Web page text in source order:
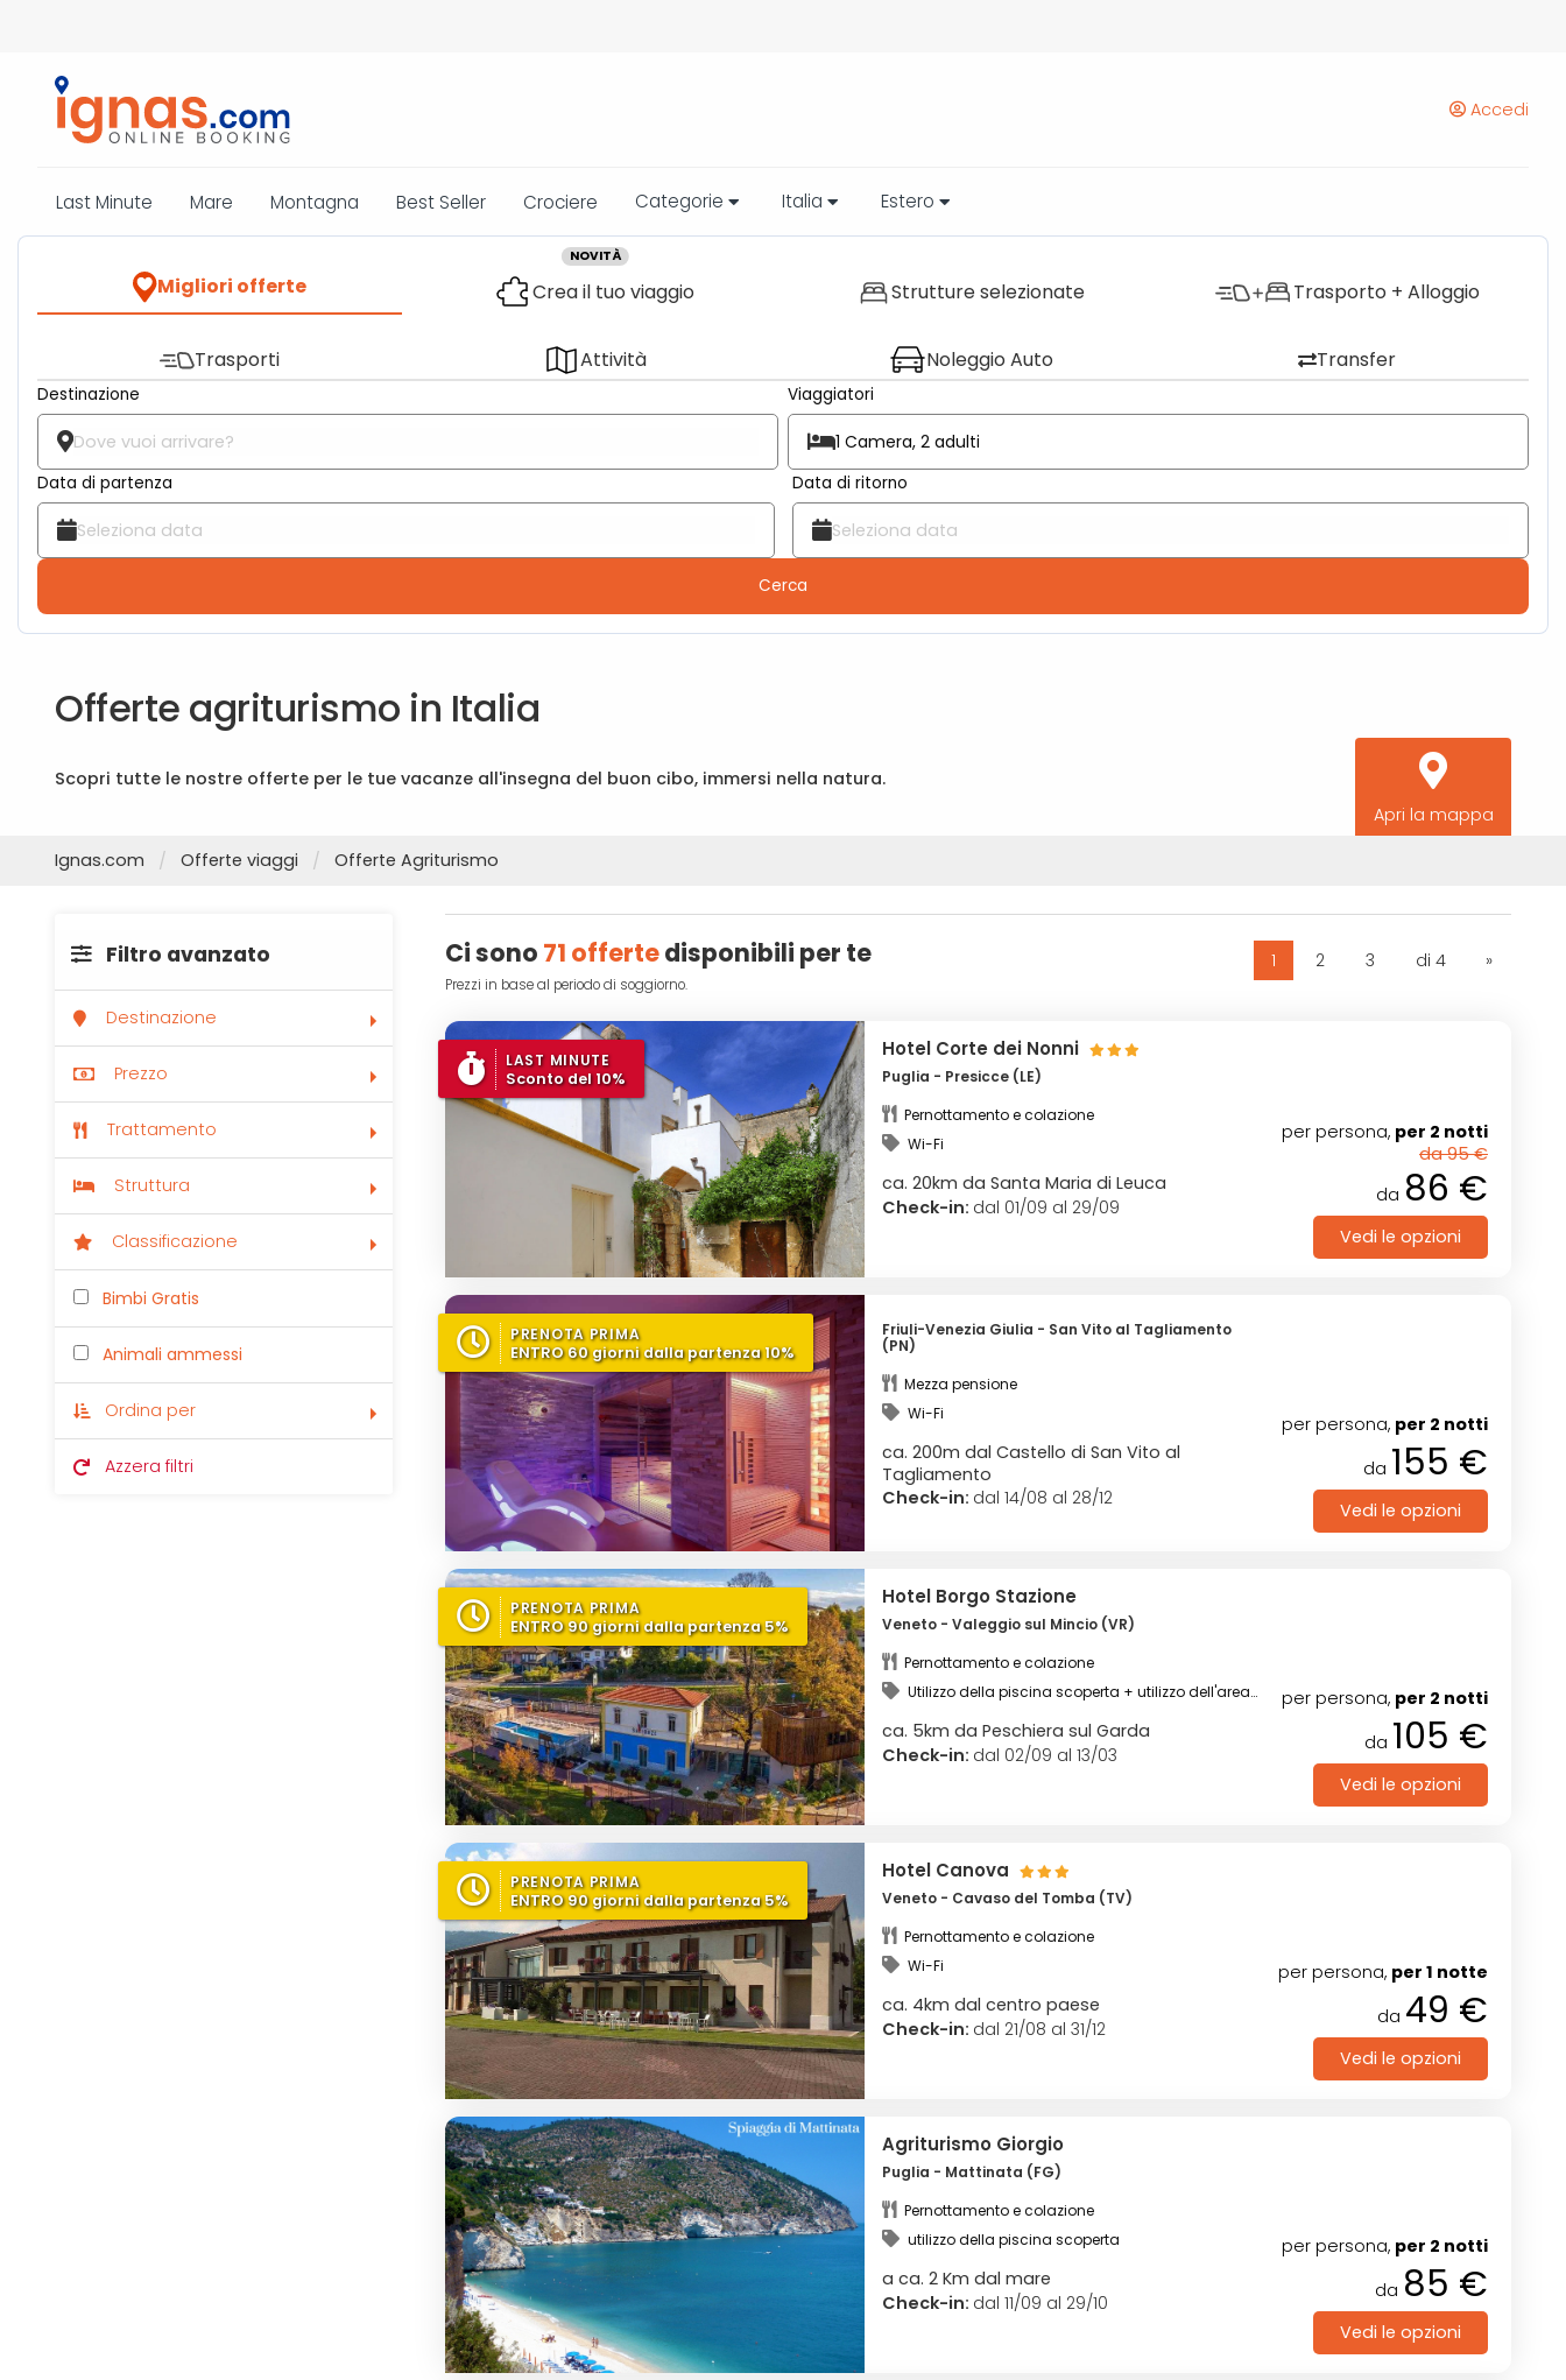
Accedi
Last Minute Mare Montagna Best Seller Crociere Categorie Italia Estero
Migliori offerte
NOVITÀ
Crea il tuo viaggio Strutture selezionate Trasporto + Alloggio
Trasporti Attività Noleggio Auto Transfer
Destinazione
Data di partenza Data di ritorno
Viaggiatori
1 Camera, 2 adulti
Cerca
Offerte agriturismo in Italia
Scopri tutte le nostre offerte per le tue vacanze all'insegna del buon cibo, immersi nella natura.
Apri la mappa
Ignas.com
Offerte viaggi Offerte Agriturismo
Filtro avanzato
Destinazione
Prezzo
Trattamento
Struttura
Classificazione
Bimbi Gratis
Animali ammessi
Ordina per
Azzera filtri
Ci sono 71 offertedisponibili per te
Prezzi in base al periodo di soggiorno.
1 2 3 di 4 »
LAST MINUTE
Sconto del 10%
Hotel Corte dei Nonni
Puglia - Presicce (LE)
Pernottamento e colazione
Wi-Fi
ca. 20km da Santa Maria di Leuca
Check-in: dal 01/09 al 29/09
per persona, per 2 notti
da 95 €
da 86 €
Vedi le opzioni
PRENOTA PRIMA
ENTRO 60 giorni dalla partenza 10%
Hotel Patriarca
Friuli-Venezia Giulia - San Vito al Tagliamento
(PN)
Mezza pensione
Wi-Fi
ca. 200m dal Castello di San Vito al
Tagliamento
Check-in: dal 14/08 al 28/12
per persona, per 2 notti
da 155 €
Vedi le opzioni
PRENOTA PRIMA
ENTRO 90 giorni dalla partenza 5%
Hotel Borgo Stazione
Veneto - Valeggio sul Mincio (VR)
Pernottamento e colazione
Utilizzo della piscina scoperta + utilizzo dell'area
ca. 5km da Peschiera sul Garda
Check-in: dal 02/09 al 13/03
per persona, per 2 notti
da 105 €
Vedi le opzioni
PRENOTA PRIMA
ENTRO 90 giorni dalla partenza 5%
Hotel Canova
Veneto - Cavaso del Tomba (TV)
Pernottamento e colazione
Wi-Fi
ca. 4km dal centro paese
Check-in: dal 21/08 al 31/12
per persona, per 1 notte
da 49 €
Vedi le opzioni
Agriturismo Giorgio
Puglia - Mattinata (FG)
Pernottamento e colazione
utilizzo della piscina scoperta
a ca. 2 Km dal mare
Check-in: dal 11/09 al 29/10
per persona, per 2 notti
da 85 €
Vedi le opzioni